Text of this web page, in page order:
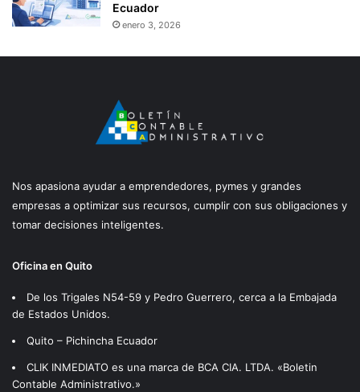
Ecuador
enero 3, 2026
Nos apasiona ayudar a emprendedores, pymes y grandes
empresas a optimizar sus recursos, cumplir con sus obligaciones y
tomar decisiones inteligentes.
Oficina en Quito
De los Trigales N54-59 y Pedro Guerrero, cerca a la Embajada
de Estados Unidos.
Quito – Pichincha Ecuador
CLIK INMEDIATO es una marca de BCA CIA. LTDA. «Boletin
Contable Administrativo.»